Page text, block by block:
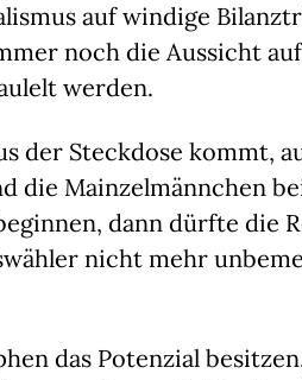
auf windige
noch die Aussicht
werden.
der Steckdose kommt,
die Mainzelmännchen
dann dürfte die
nicht mehr
das Potenzial